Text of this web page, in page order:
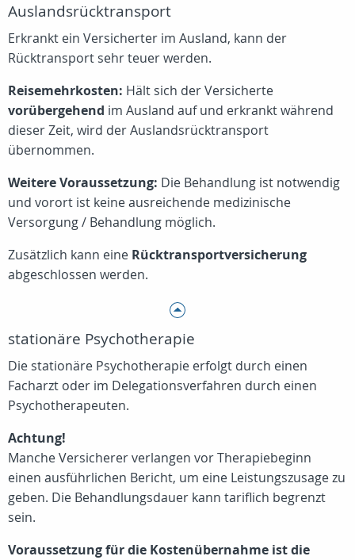
Auslandsrücktransport
Erkrankt ein Versicherter im Ausland, kann der
Rücktransport sehr teuer werden.
Reisemehrkosten: Hält sich der Versicherte
vorübergehend im Ausland auf und erkrankt während
dieser Zeit, wird der Auslandsrücktransport
übernommen.
Weitere Voraussetzung: Die Behandlung ist notwendig
und vorort ist keine ausreichende medizinische
Versorgung / Behandlung möglich.
Zusätzlich kann eine Rücktransportversicherung
abgeschlossen werden.
stationäre Psychotherapie
Die stationäre Psychotherapie erfolgt durch einen
Facharzt oder im Delegationsverfahren durch einen
Psychotherapeuten.
Achtung!
Manche Versicherer verlangen vor Therapiebeginn
einen ausführlichen Bericht, um eine Leistungszusage zu
geben. Die Behandlungsdauer kann tariflich begrenzt
sein.
Voraussetzung für die Kostenübernahme ist die